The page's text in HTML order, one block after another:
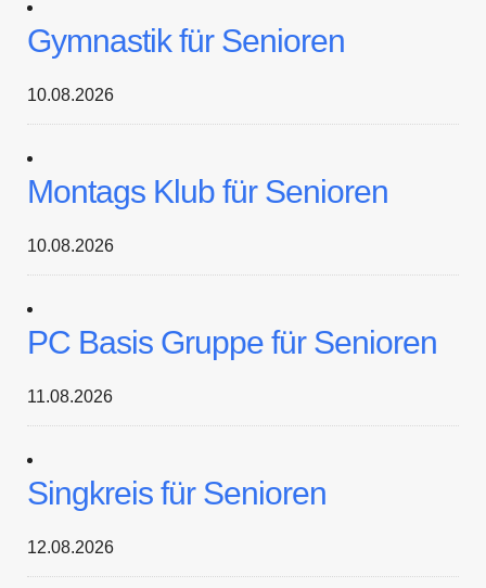
Gymnastik für Senioren
10.08.2026
Montags Klub für Senioren
10.08.2026
PC Basis Gruppe für Senioren
11.08.2026
Singkreis für Senioren
12.08.2026